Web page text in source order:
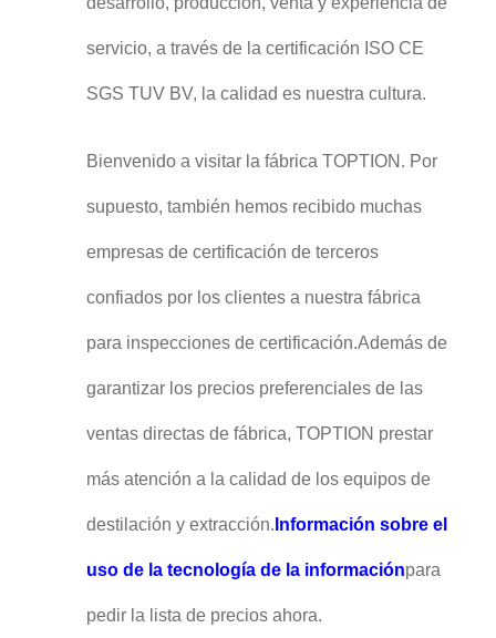
servicio, a través de la certificación ISO CE
SGS TUV BV, la calidad es nuestra cultura.
Bienvenido a visitar la fábrica TOPTION. Por
supuesto, también hemos recibido muchas
empresas de certificación de terceros
confiados por los clientes a nuestra fábrica
para inspecciones de certificación.Además de
garantizar los precios preferenciales de las
ventas directas de fábrica, TOPTION prestar
más atención a la calidad de los equipos de
destilación y extracción. Información sobre el
uso de la tecnología de la informaciónpara
pedir la lista de precios ahora.